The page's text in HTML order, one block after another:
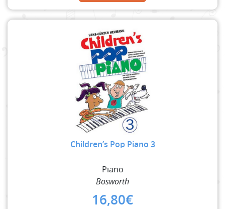
Children’s Pop Piano 3
Piano
Bosworth
16,80€